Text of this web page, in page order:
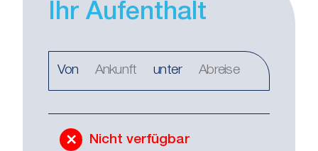
Ihr Aufenthalt
Von unter
Nicht verfügbar